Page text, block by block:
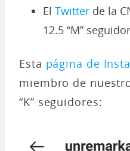
El Twitter de la
12.5 “M”
Esta página de
miembro de
“K” seguidores: